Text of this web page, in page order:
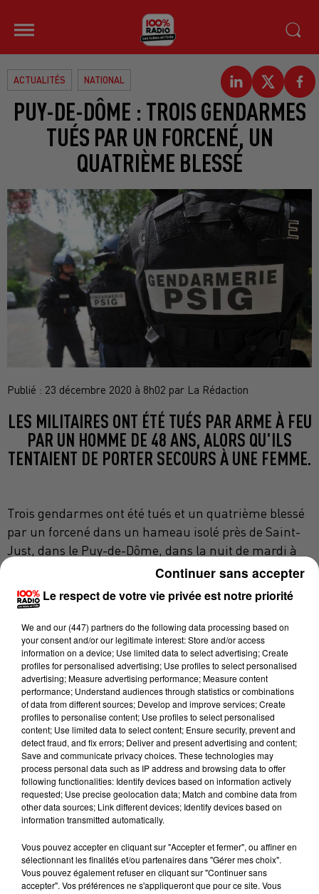
ACTUALITÉS NATIONAL
PUY-DE-DÔME : TROIS GENDARMES
TUÉS PAR UN FORCENÉ, UN
QUATRIÈME BLESSÉ
Publié : 23 décembre 2020 à 8h02 par La Rédaction
LES MILITAIRES ONT ÉTÉ TUÉS PAR ARME À FEU
PAR UN HOMME DE 48 ANS, ALORS QU'ILS
TENTAIENT DE PORTER SECOURS À UNE FEMME.
Trois gendarmes ont été tués et un quatrième blessé
par un forcené dans un hameau isolé près de Saint-
Just, dans le Puy-de-Dôme, dans la nuit de mardi à
mercredi, a appris l'AFP de sources concordantes. Les
militaires, qui appartenaient à la compagnie
d'Ambert, ont été blessés mortellement par arme à
feu par un homme de 48 ans, alors qu'ils tentaient de
porter secours à une femme ayant trouvé refuge sur
le toit d'une maison.
Peu après minuit, deux gendarmes, alertés pour des
faits de violence sur conjoint, ont été visés par des
tirs, après avoir tenté de s'approcher de la maison où
la femme menacée s'était réfugiée. L'un d'eux est
décédé des suites de ses blessures tandis que le
deuxième, blessé à la cuisse, a été transporté par les
pompiers vers le centre hospitalier d'Ambert.
Le GIGN sur place
Après avoir mis le feu à sa maison, le forcené a de
nouveau tiré sur les gendarmes présents aux abords
Le respect de votre vie privée est notre priorité
We and our (447) partnersdo the following data processing based on
your consent and/or our legitimate interest: Store and/or access
information on a device; Use limited data to select advertising; Create
profiles for personalised advertising; Use profiles to select personalised
advertising; Measure advertising performance; Measure content
performance; Understand audiences through statistics or combinations
of data from different sources; Develop and improve services; Create
profiles to personalise content; Use profiles to select personalised
content; Use limited data to select content; Ensure security, prevent and
detect fraud, and fix errors; Deliver and present advertising and content;
Save and communicate privacy choices. These technologies may
process personal data such as IP address and browsing data to offer
following functionalities: Identify devices based on information actively
requested; Use precise geolocation data; Match and combine data from
other data sources; Link different devices; Identify devices based on
information transmitted automatically.
Vous pouvez accepter en cliquant sur "Accepter et fermer", ou affiner en
sélectionnant les finalités et/ou partenaires dans "Gérer mes choix".
Vous pouvez également refuser en cliquant sur "Continuer sans
accepter". Vos préférences ne s'appliqueront que pour ce site. Vous
Continuer sans accepter